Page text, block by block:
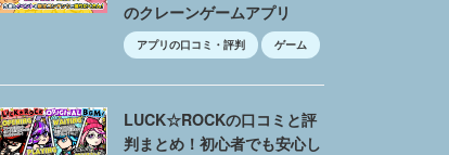
のクレーンゲームアプリ
アプリの口コミ・評判 ゲーム
LUCK☆ROCKの口コミと評
判まとめ！初心者でも安心し